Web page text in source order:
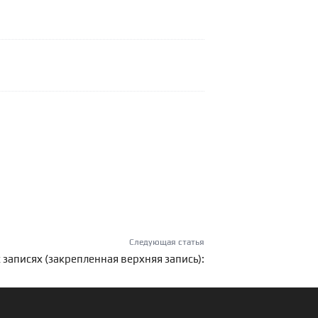
Следующая статья
(закрепленная верхняя запись):